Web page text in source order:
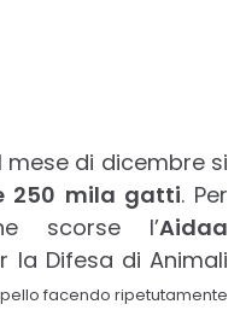
di dicembre si
250 mila gatti. Per
scorse l’Aidaa
la Difesa di Animali
facendo ripetutamente